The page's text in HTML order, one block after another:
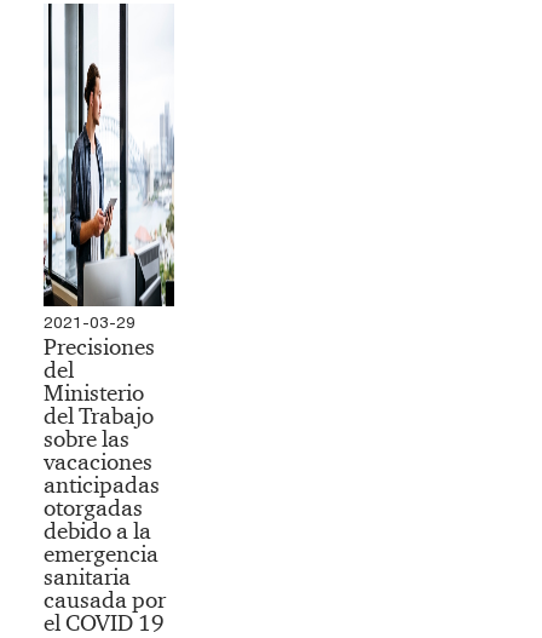
2021-03-29
Precisiones
del
Ministerio
del Trabajo
sobre las
vacaciones
anticipadas
otorgadas
debido a la
emergencia
sanitaria
causada por
el COVID 19